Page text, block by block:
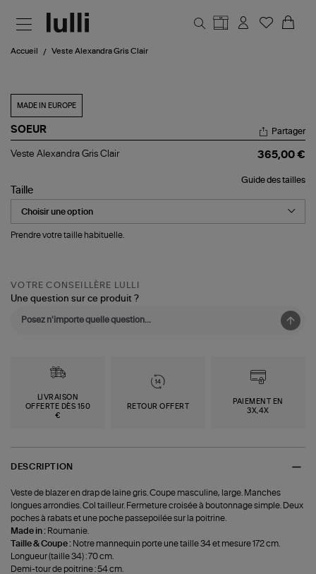
Accueil Veste Alexandra Gris Clair
MADE IN EUROPE
SOEUR
Veste
Clair
Partager
Veste Alexandra Gris Clair 365,00 €
Guide des tailles
Taille
Prendre votre taille habituelle.
VOTRE CONSEILLÈRE LULLI
Une question sur ce produit ?
LIVRAISON
OFFERTE DÈS 150
€
RETOUR OFFERT
PAIEMENT EN
3X,4X
DESCRIPTION
Veste de blazer en drap de laine gris. Coupe masculine, large. Manches
longues arrondies. Col tailleur. Fermeture croisée à boutonnage simple. Deux
poches à rabats et une poche passepoilée sur la poitrine.
Made in : Roumanie.
Taille & Coupe : Notre mannequin porte une taille 34 et mesure 172 cm.
Longueur (taille 34) : 70 cm.
Demi-tour de poitrine : 54 cm.